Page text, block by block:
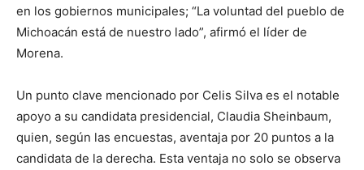
en los gobiernos municipales; “La voluntad del pueblo de
Michoacán está de nuestro lado”, afirmó el líder de
Morena.
Un punto clave mencionado por Celis Silva es el notable
apoyo a su candidata presidencial, Claudia Sheinbaum,
quien, según las encuestas, aventaja por 20 puntos a la
candidata de la derecha. Esta ventaja no solo se observa